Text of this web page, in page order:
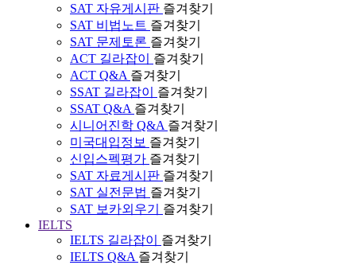
SAT 자유게시판 즐겨찾기
SAT 비법노트 즐겨찾기
SAT 문제토론 즐겨찾기
ACT 길라잡이
즐겨찾기
ACT Q&A 즐겨찾기
SSAT 길라잡이
즐겨찾기
SSAT Q&A 즐겨찾기
시니어진학 Q&A 즐겨찾기
미국대입정보 즐겨찾기
신입스펙평가 즐겨찾기
SAT 자료게시판 즐겨찾기
SAT 실전문법 즐겨찾기
SAT 보카외우기
즐겨찾기
IELTS
IELTS 길라잡이
즐겨찾기
IELTS Q&A 즐겨찾기